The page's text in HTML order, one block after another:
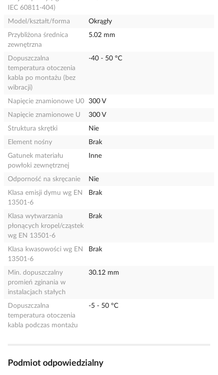
IEC 60811-404)
Model/kształt/forma
Okrągły
Przybliżona średnica
zewnętrzna
5.02 mm
Dopuszczalna
temperatura otoczenia
kabla po montażu (bez
wibracji)
-40 - 50 °C
Napięcie znamionowe U0
300 V
Napięcie znamionowe U
300 V
Struktura skrętki
Nie
Element nośny
Brak
Gatunek materiału
powłoki zewnętrznej
Inne
Odporność na skręcanie
Nie
Klasa emisji dymu wg EN
13501-6
Brak
Klasa wytwarzania
płonących kropel/cząstek
wg EN 13501-6
Brak
Klasa kwasowości wg EN
13501-6
Brak
Min. dopuszczalny
promień zginania w
instalacjach stałych
30.12 mm
Dopuszczalna
temperatura otoczenia
kabla podczas montażu
-5 - 50 °C
Podmiot odpowiedzialny